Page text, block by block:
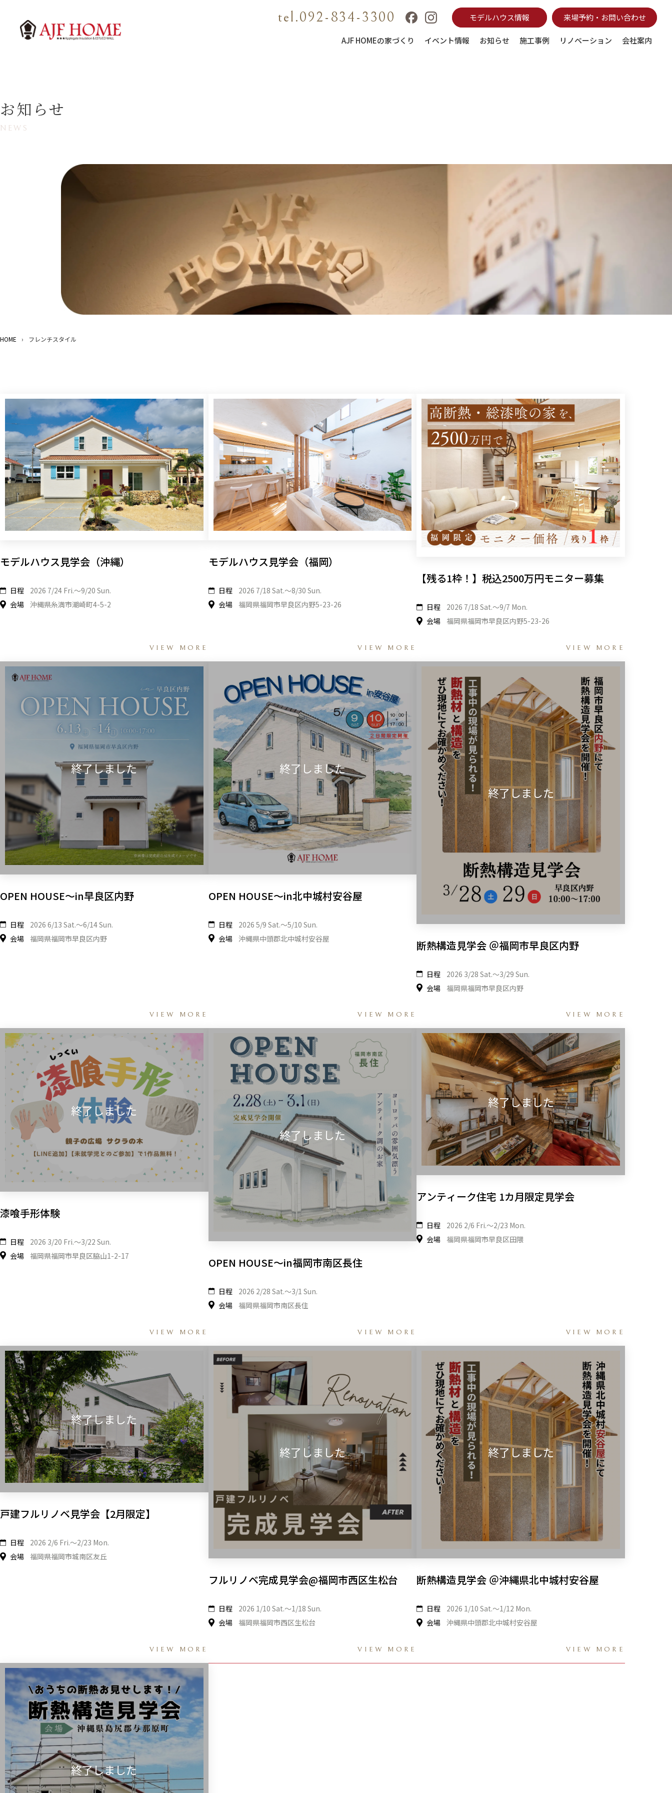
tel.092-834-3300 モデルハウス情報 来場予約・お問い合わせ
AJF HOMEの家づくり イベント情報 お知らせ 施工事例 リノベーション 会社案内
お知らせ
NEWS
HOME › フレンチスタイル
モデルハウス見学会（沖縄）
日程
2026 7/24 Fri.〜9/20 Sun.
会場
沖縄県糸満市潮崎町4-5-2
VIEW MORE
モデルハウス見学会（福岡）
日程
2026 7/18 Sat.〜8/30 Sun.
会場
福岡県福岡市早良区内野5-23-26
VIEW MORE
【残る1枠！】税込2500万円モニター募集
日程
2026 7/18 Sat.〜9/7 Mon.
会場
福岡県福岡市早良区内野5-23-26
VIEW MORE
OPEN HOUSE～in早良区内野
日程
2026 6/13 Sat.〜6/14 Sun.
会場
福岡県福岡市早良区内野
VIEW MORE
OPEN HOUSE～in北中城村安谷屋
日程
2026 5/9 Sat.〜5/10 Sun.
会場
沖縄県中頭郡北中城村安谷屋
VIEW MORE
断熱構造見学会 ＠福岡市早良区内野
日程
2026 3/28 Sat.〜3/29 Sun.
会場
福岡県福岡市早良区内野
VIEW MORE
漆喰手形体験
日程
2026 3/20 Fri.〜3/22 Sun.
会場
福岡県福岡市早良区脇山1-2-17
VIEW MORE
OPEN HOUSE～in福岡市南区長住
日程
2026 2/28 Sat.〜3/1 Sun.
会場
福岡県福岡市南区長住
VIEW MORE
アンティーク住宅 1カ月限定見学会
日程
2026 2/6 Fri.〜2/23 Mon.
会場
福岡県福岡市早良区田隈
VIEW MORE
戸建フルリノベ見学会【2月限定】
日程
2026 2/6 Fri.〜2/23 Mon.
会場
福岡県福岡市城南区友丘
VIEW MORE
フルリノベ完成見学会@福岡市西区生松台
日程
2026 1/10 Sat.〜1/18 Sun.
会場
福岡県福岡市西区生松台
VIEW MORE
断熱構造見学会 ＠沖縄県北中城村安谷屋
日程
2026 1/10 Sat.〜1/12 Mon.
会場
沖縄県中頭郡北中城村安谷屋
VIEW MORE